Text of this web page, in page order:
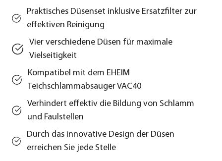
Praktisches Düsenset inklusive Ersatzfilter zur
effektiven Reinigung
Vier verschiedene Düsen für maximale
Vielseitigkeit
Kompatibel mit dem EHEIM
Teichschlammabsauger VAC40
Verhindert effektiv die Bildung von Schlamm
und Faulstellen
Durch das innovative Design der Düsen
erreichen Sie jede Stelle